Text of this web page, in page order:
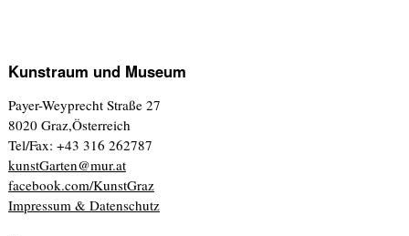
Kunstraum und Museum
Payer-Weyprecht Straße 27
8020 Graz,Österreich
Tel/Fax: +43 316 262787
kunstGarten@mur.at
facebook.com/KunstGraz
Impressum & Datenschutz